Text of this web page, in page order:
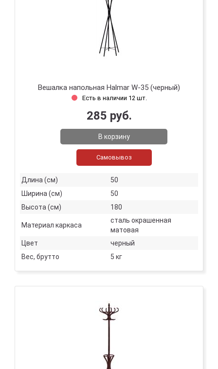
Вешалка напольная Halmar W-35 (черный)
Есть в наличии 12 шт.
285 руб.
В корзину
Самовывоз
Длина (см)
50
Ширина (см)
50
Высота (см)
180
Материал каркаса
сталь окрашенная
матовая
Цвет
черный
Вес, брутто
5 кг